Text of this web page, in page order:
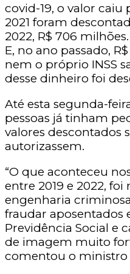
covid-19, o valor caiu
2021 foram
2022, R$ 706
E, no ano passado,
nem o próprio INSS
desse dinheiro foi
Até esta segunda-
pessoas já tinham
valores descontados
autorizassem.
“O que aconteceu
entre 2019 e 2022,
engenharia
fraudar aposentados
Previdência Social e
de imagem muito
comentou o ministro